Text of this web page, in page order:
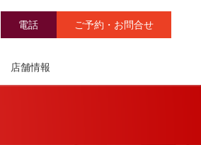
電話 ご予約・お問合せ
店舗情報